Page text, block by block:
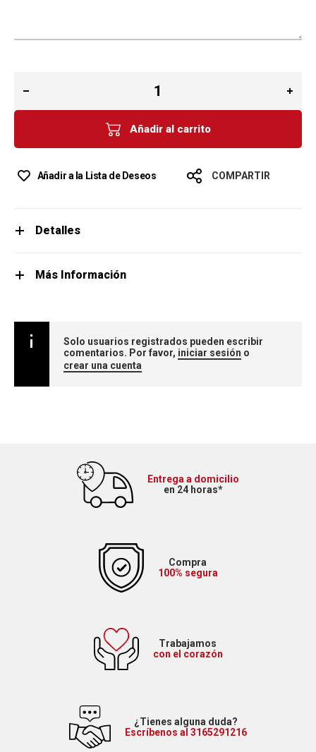
Añadir al carrito
Añadir a la Lista de Deseos COMPARTIR
Detalles
Más Información
Solo usuarios registrados pueden escribir
comentarios. Por favor, iniciar sesión o
crear una cuenta
Entrega a domicilio
en 24 horas*
Compra
100% segura
Trabajamos
con el corazón
¿Tienes alguna duda?
Escríbenos al 3165291216